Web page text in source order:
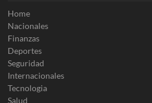
Home
Nacionales
Finanzas
Deportes
Seguridad
Internacionales
Tecnologia
Salud